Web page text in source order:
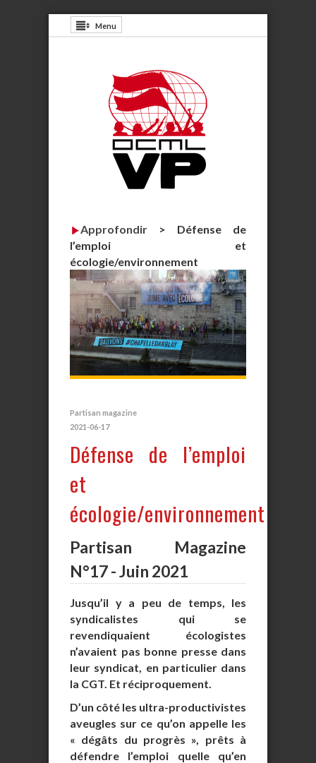
Menu
Approfondir > Défense de
l’emploi et
écologie/environnement
Partisan magazine
2021-06-17
Défense de l’emploi
et
écologie/environnement
Partisan Magazine
N°17 - Juin 2021
Jusqu’il y a peu de temps, les
syndicalistes qui se
revendiquaient écologistes
n’avaient pas bonne presse dans
leur syndicat, en particulier dans
la CGT. Et réciproquement.
D’un côté les ultra-productivistes
aveugles sur ce qu’on appelle les
« dégâts du progrès », prêts à
défendre l’emploi quelle qu’en